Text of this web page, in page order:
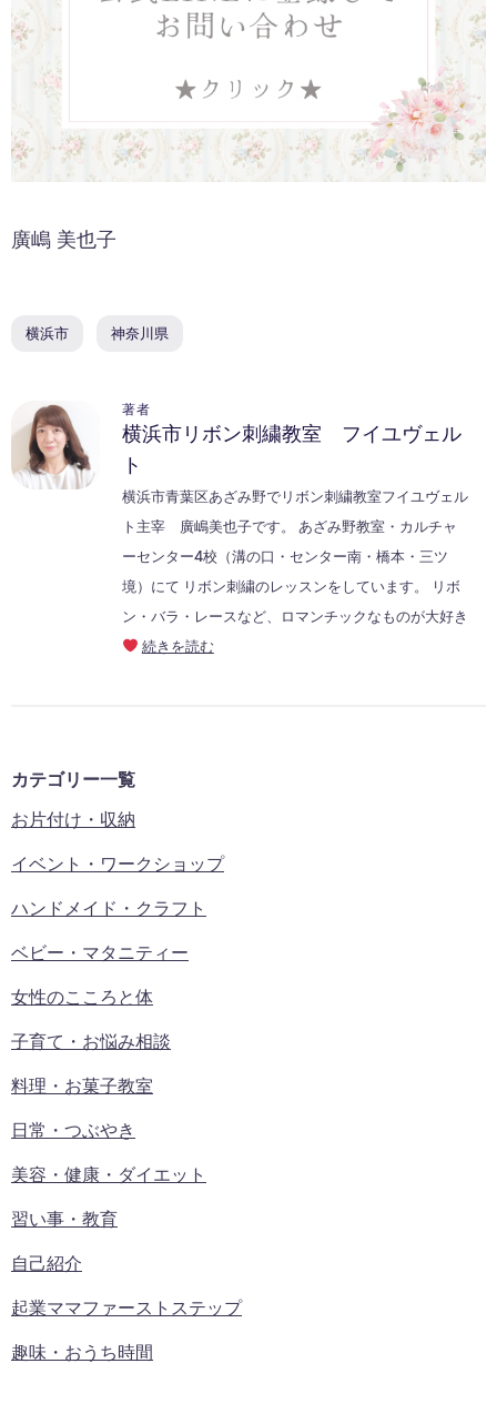
廣嶋 美也子
横浜市 神奈川県
著者
横浜市リボン刺繍教室 フイユヴェル
ト
横浜市青葉区あざみ野でリボン刺繍教室フイユヴェル
ト主宰 廣嶋美也子です。 あざみ野教室・カルチャ
ーセンター4校（溝の口・センター南・橋本・三ツ
境）にて リボン刺繍のレッスンをしています。 リボ
ン・バラ・レースなど、ロマンチックなものが大好き
続きを読む
カテゴリー一覧
お片付け・収納
イベント・ワークショップ
ハンドメイド・クラフト
ベビー・マタニティー
女性のこころと体
子育て・お悩み相談
料理・お菓子教室
日常・つぶやき
美容・健康・ダイエット
習い事・教育
自己紹介
起業ママファーストステップ
趣味・おうち時間